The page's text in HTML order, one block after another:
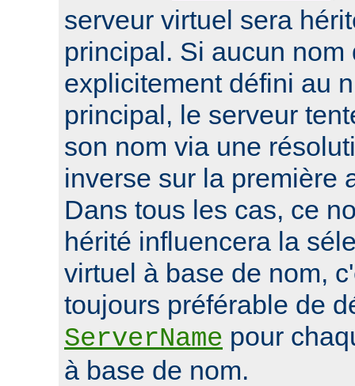
serveur virtuel sera
principal. Si aucun nom
explicitement défini au
principal, le serveur
son nom via une
inverse sur la première
Dans tous les cas, ce
hérité influencera la
virtuel à base de nom,
toujours préférable de
ServerName pour
à base de nom.